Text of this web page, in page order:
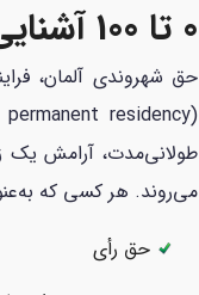
0 تا 100 آشنایی با شهروندی آلمان
طولانی‌مدت، آرامش یک
می‌روند. هر کسی که
حق رأی